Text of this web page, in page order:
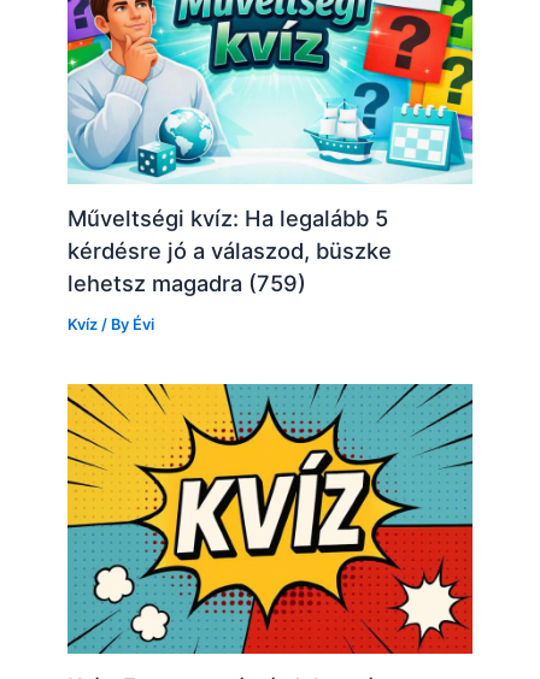
Műveltségi kvíz: Ha legalább 5
kérdésre jó a válaszod, büszke
lehetsz magadra (759)
Kvíz / By Évi